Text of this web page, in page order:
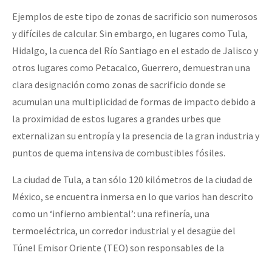
Ejemplos de este tipo de zonas de sacrificio son numerosos
y difíciles de calcular. Sin embargo, en lugares como Tula,
Hidalgo, la cuenca del Río Santiago en el estado de Jalisco y
otros lugares como Petacalco, Guerrero, demuestran una
clara designación como zonas de sacrificio donde se
acumulan una multiplicidad de formas de impacto debido a
la proximidad de estos lugares a grandes urbes que
externalizan su entropía y la presencia de la gran industria y
puntos de quema intensiva de combustibles fósiles.
La ciudad de Tula, a tan sólo 120 kilómetros de la ciudad de
México, se encuentra inmersa en lo que varios han descrito
como un ‘infierno ambiental’: una refinería, una
termoeléctrica, un corredor industrial y el desagüe del
Túnel Emisor Oriente (TEO) son responsables de la